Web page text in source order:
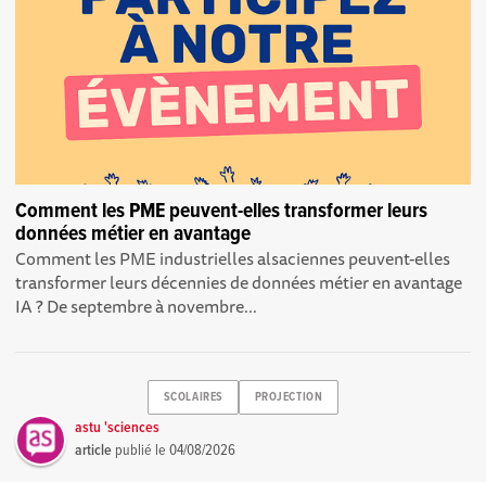
Comment les PME peuvent-elles transformer leurs
données métier en avantage
Comment les PME industrielles alsaciennes peuvent-elles
transformer leurs décennies de données métier en avantage
IA ? De septembre à novembre...
SCOLAIRES PROJECTION
astu 'sciences
article publié le04/08/2026